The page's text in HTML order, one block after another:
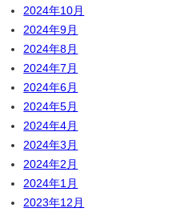
2024年10月
2024年9月
2024年8月
2024年7月
2024年6月
2024年5月
2024年4月
2024年3月
2024年2月
2024年1月
2023年12月